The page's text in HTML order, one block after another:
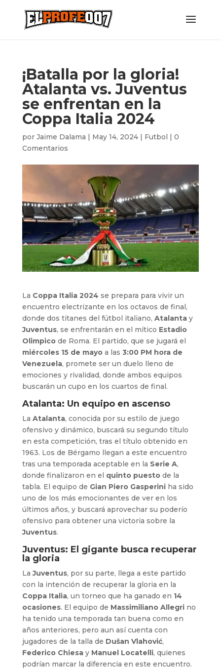
¡Batalla por la gloria!
Atalanta vs. Juventus
se enfrentan en la
Coppa Italia 2024
por Jaime Dalama | May 14, 2024| Futbol | 0
Comentarios
La Coppa Italia 2024 se prepara para vivir un
encuentro electrizante en los octavos de final,
donde dos titanes del fútbol italiano, Atalantay
Juventus, se enfrentarán en el mítico Estadio
Olimpicode Roma. El partido, que se jugará el
miércoles 15 de mayoa las 3:00 PM hora de
Venezuela, promete ser un duelo lleno de
emociones y rivalidad, donde ambos equipos
buscarán un cupo en los cuartos de final.
Atalanta: Un equipo en ascenso
La Atalanta, conocida por su estilo de juego
ofensivo y dinámico, buscará su segundo título
en esta competición, tras el título obtenido en
1963. Los de Bérgamo llegan a este encuentro
tras una temporada aceptable en la Serie A,
donde finalizaron en el quinto puestode la
tabla. El equipo de Gian Piero Gasperiniha sido
uno de los más emocionantes de ver en los
últimos años, y buscará aprovechar su poderío
ofensivo para obtener una victoria sobre la
Juventus.
Juventus: El gigante busca recuperar
la gloria
LaJuventus, por su parte, llega a este partido
con la intención de recuperar la gloria en la
Coppa Italia, un torneo que ha ganado en 14
ocasiones. El equipo de Massimiliano Allegrino
ha tenido una temporada tan buena como en
años anteriores, pero aun así cuenta con
jugadores de la talla de Dušan Vlahović,
Federico Chiesay Manuel Locatelli, quienes
podrían marcar la diferencia en este encuentro.